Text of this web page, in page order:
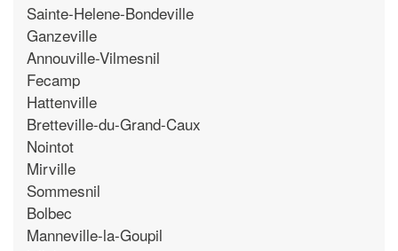
Sainte-Helene-Bondeville
Ganzeville
Annouville-Vilmesnil
Fecamp
Hattenville
Bretteville-du-Grand-Caux
Nointot
Mirville
Sommesnil
Bolbec
Manneville-la-Goupil